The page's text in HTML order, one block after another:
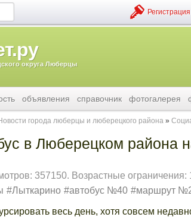
Регистрация
округа Люберцы
объявления справочник фотогалерея
города люберцы и люберецкого района
в Люберецком района
357150. Возрастные ограничения:
Лыткарино автобус №40 маршрут
весь день, хотя совсем